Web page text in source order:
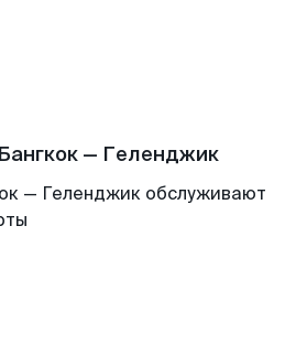
— Геленджик
— Геленджик обслуживают